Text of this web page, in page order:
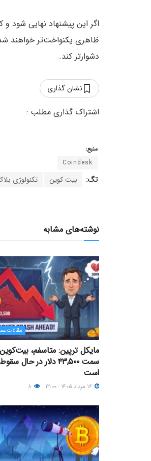
اگر این پیشنهاد نهایی شود
ظاهری یکنواخت‌تر خواهند
دشوارتر کند.
نشان گذاری
منبع:
Coindesk
تگ: بیت کوین تکنولوژی
نوشته‌های مشابه
مقالات
مایکل ترپین: متاسفم،
سمت ۴۳,۵۰۰ دلار در حال سقوط
است